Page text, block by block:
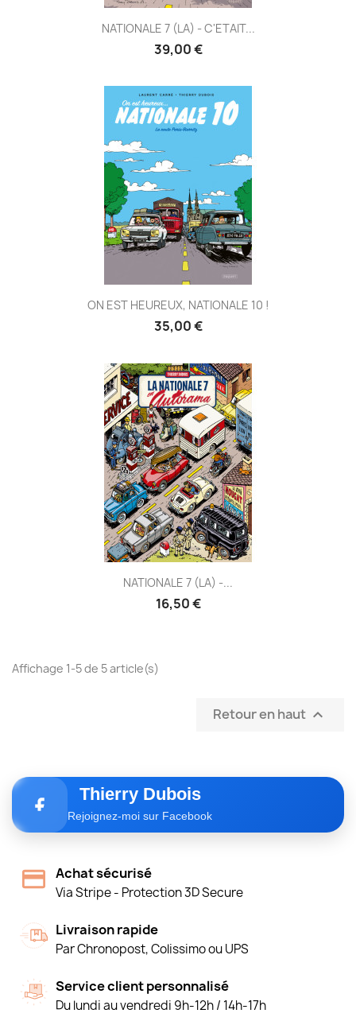
NATIONALE 7 (LA) - C'ETAIT...
39,00 €
ON EST HEUREUX, NATIONALE 10 !
35,00 €
NATIONALE 7 (LA) -...
16,50 €
Affichage 1-5 de 5 article(s)
Retour en haut 
Thierry Dubois
Rejoignez-moi sur Facebook
Achat sécurisé
Via Stripe - Protection 3D Secure
Livraison rapide
Par Chronopost, Colissimo ou UPS
Service client personnalisé
Du lundi au vendredi 9h-12h / 14h-17h